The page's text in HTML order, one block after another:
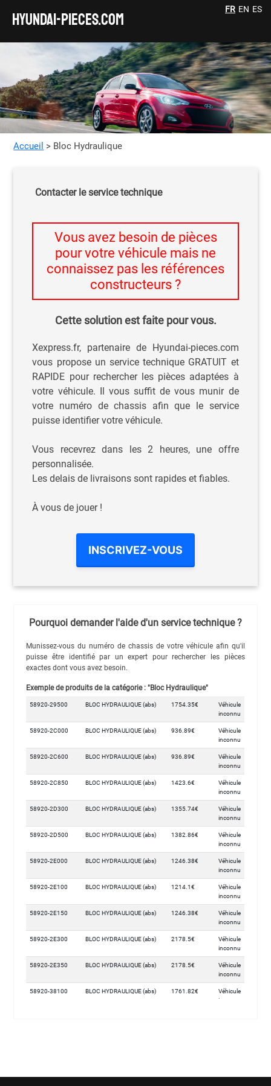
HYUNDAI-pieces.com
FR EN ES
Accueil > Bloc Hydraulique
Contacter le service technique
Vous avez besoin de pièces
pour votre véhicule mais ne
connaissez pas les références
constructeurs ?
Cette solution est faite pour vous.
Xexpress.fr, partenaire de Hyundai-pieces.com
vous propose un service technique GRATUIT et
RAPIDE pour rechercher les pièces adaptées à
votre véhicule. Il vous suffit de vous munir de
votre numéro de chassis afin que le service
puisse identifier votre véhicule.
Vous recevrez dans les 2 heures, une offre
personnalisée.
Les delais de livraisons sont rapides et fiables.
À vous de jouer !
INSCRIVEZ-VOUS
Pourquoi demander l'aide d'un service technique ?
Munissez-vous du numéro de chassis de votre véhicule afin qu'il
puisse être identifié par un expert pour rechercher les pièces
exactes dont vous avez besoin.
Exemple de produits de la catégorie : "Bloc Hydraulique"
58920-29500 BLOC HYDRAULIQUE (abs) 1754.35€
Véhicule
inconnu
58920-2C000 BLOC HYDRAULIQUE (abs) 936.89€
Véhicule
inconnu
58920-2C600 BLOC HYDRAULIQUE (abs) 936.89€
Véhicule
inconnu
58920-2C850 BLOC HYDRAULIQUE (abs) 1423.6€
Véhicule
inconnu
58920-2D300 BLOC HYDRAULIQUE (abs) 1355.74€
Véhicule
inconnu
58920-2D500 BLOC HYDRAULIQUE (abs) 1382.86€
Véhicule
inconnu
58920-2E000 BLOC HYDRAULIQUE (abs) 1246.38€
Véhicule
inconnu
58920-2E100 BLOC HYDRAULIQUE (abs) 1214.1€
Véhicule
inconnu
58920-2E150 BLOC HYDRAULIQUE (abs) 1246.38€
Véhicule
inconnu
58920-2E300 BLOC HYDRAULIQUE (abs) 2178.5€
Véhicule
inconnu
58920-2E350 BLOC HYDRAULIQUE (abs) 2178.5€
Véhicule
inconnu
58920-38100 BLOC HYDRAULIQUE (abs) 1761.82€
Véhicule
inconnu
inconnu